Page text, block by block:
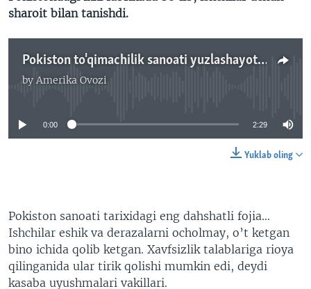
sharoit bilan tanishdi.
Pokiston to'qimachilik sanoati yuzlashayotgan muammolar/Shohruh Hamro
by Amerika Ovozi
No media source currently available
0:00 2:29
Yuklab oling
Pokiston sanoati tarixidagi eng dahshatli fojia…
Ishchilar eshik va derazalarni ocholmay, o’t ketgan
bino ichida qolib ketgan. Xavfsizlik talablariga rioya
qilinganida ular tirik qolishi mumkin edi, deydi
kasaba uyushmalari vakillari.